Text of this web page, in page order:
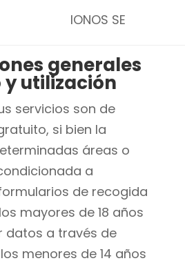
IONOS SE
generales
y utilización
servicios son de
si bien la
áreas o
a
de recogida
mayores de 18 años
datos a través de
menores de 14 años